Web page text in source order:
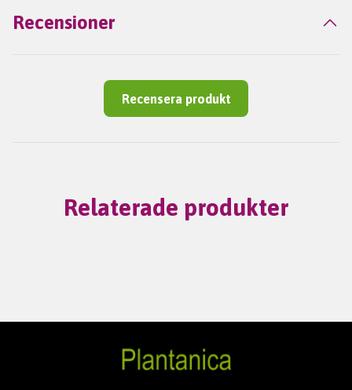
Recensioner
Recensera produkt
Relaterade produkter